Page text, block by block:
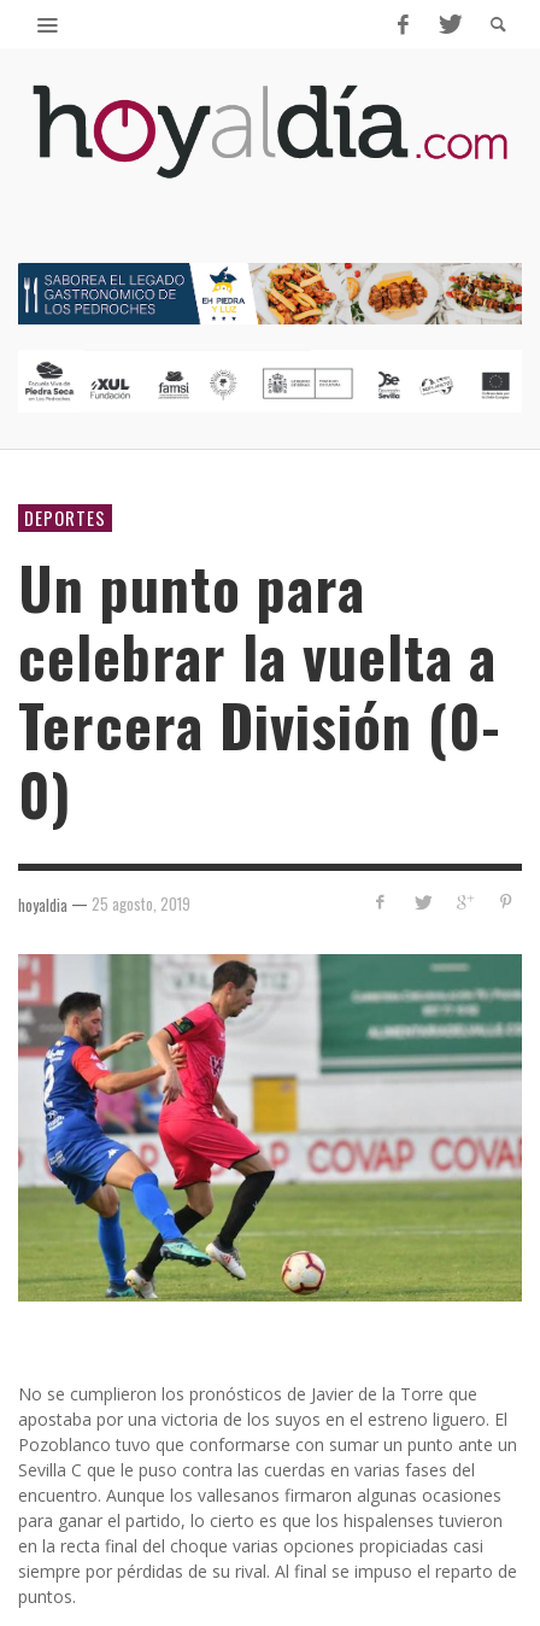
DEPORTES
Un punto para
celebrar la vuelta a
Tercera División (0-
0)
hoyaldia — 25 agosto, 2019
No se cumplieron los pronósticos de Javier de la Torre que
apostaba por una victoria de los suyos en el estreno liguero. El
Pozoblanco tuvo que conformarse con sumar un punto ante un
Sevilla C que le puso contra las cuerdas en varias fases del
encuentro. Aunque los vallesanos firmaron algunas ocasiones
para ganar el partido, lo cierto es que los hispalenses tuvieron
en la recta final del choque varias opciones propiciadas casi
siempre por pérdidas de su rival. Al final se impuso el reparto de
puntos.